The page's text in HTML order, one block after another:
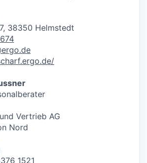
38350 Helmstedt
Vertrieb AG
Nord
1521